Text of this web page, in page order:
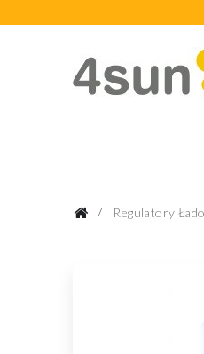
Regulatory